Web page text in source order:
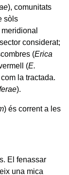
), comunitats
sòls
considerat;
(Erica
(E.
la tractada.
).
) és corrent a les
El fenassar
una mica